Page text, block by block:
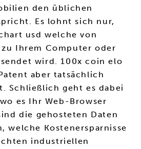
den üblichen
Es lohnt sich nur,
usd welche von
Ihrem Computer oder
wird. 100x coin elo
aber tatsächlich
Schließlich geht es dabei
es Ihr Web-Browser
die gehosteten Daten
welche Kostenersparnisse
industriellen